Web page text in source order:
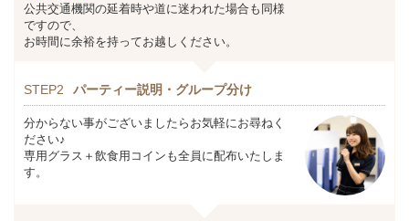
公共交通機関の延着時や道に迷われた場合も同様
ですので、
お時間に余裕を持ってお越しください。
STEP2 パーティー説明・グループ分け
分からない事がございましたらお気軽にお尋ねく
ださい♪
専用グラス＋飲食用コインも全員に配布いたしま
す。